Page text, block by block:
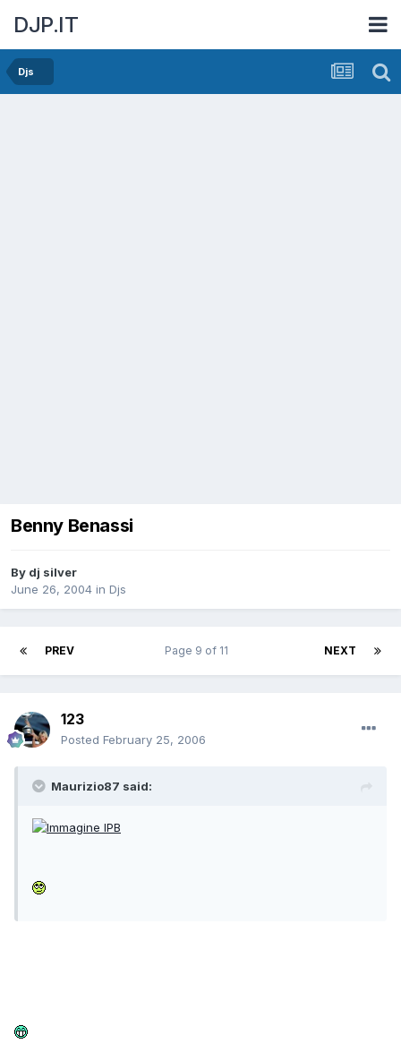
DJP.IT
Djs
Benny Benassi
By dj silver
June 26, 2004 in Djs
PREV NEXT
Page 9 of 11
123
Posted February 25, 2006
Maurizio87 said: